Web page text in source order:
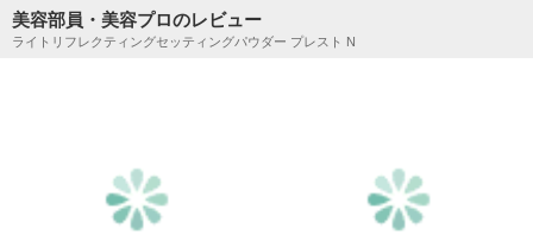
美容部員・美容プロのレビュー
ライトリフレクティングセッティングパウダー プレスト N